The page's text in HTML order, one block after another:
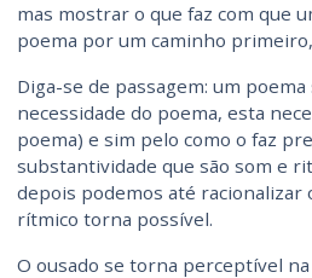
mas mostrar o que faz com que
poema por um caminho
Diga-se de passagem: um
necessidade do poema, esta
poema) e sim pelo como o faz
substantividade que são som e
depois podemos até
rítmico torna possível.
O ousado se torna perceptível